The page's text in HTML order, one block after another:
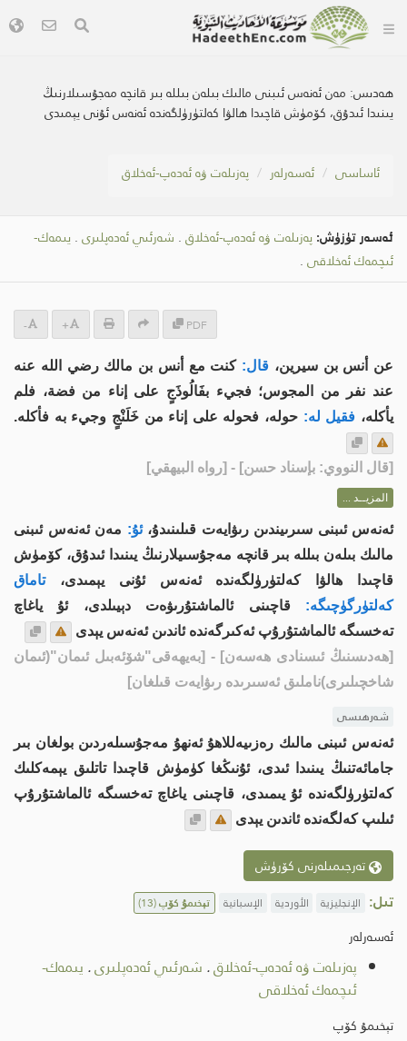
ھەدىس: مەن ئەنەس ئىبنى مالىك بىلەن بىللە بىر قانچە مەجۇسىلارنىڭ
يىنىدا ئىدۇق، كۆمۈش قاچىدا ھالۋا كەلتۈرۈلگەندە ئەنەس ئۇنى يېمىدى
ئاساسى ئەسەرلەر پەزىلەت ۋە ئەدەپ-ئەخلاق
ئەسەر تۈزۈش: پەزىلەت ۋە ئەدەپ-ئەخلاق . شەرئىي ئەدەپلىرى . يىمەك-
ئىچمەك ئەخلاقى .
PDF
+
-
عن أنس بن سيرين، قال: كنت مع أنس بن مالك رضي الله عنه
عند نفر من المجوس؛ فجيء بفَالُوذَجٍ على إناء من فضة، فلم
يأكله، فقيل له: حوله، فحوله على إناء من خَلَنْجٍ وجيء به فأكله.
[قال النووي: بإسناد حسن] - [رواه البيهقي]
المزيــد ...
ئەنەس ئىبنى سىرىيندىن رىۋايەت قىلىنىدۇ، ئۇ: مەن ئەنەس ئىبنى
مالىك بىلەن بىللە بىر قانچە مەجۇسىيلارنىڭ يىنىدا ئىدۇق، كۆمۈش
قاچىدا ھالۋا كەلتۈرۈلگەندە ئەنەس ئۇنى يېمىدى، تاماق
كەلتۈرگۈچىگە: قاچىنى ئالماشتۇرىۋەت دېيىلدى، ئۇ ياغاچ
تەخسىگە ئالماشتۇرۇپ ئەكىرگەندە ئاندىن ئەنەس يېدى
[ھەدىسنىڭ ئىسنادى ھەسەن] - [بەيھەقى"شۆئەبىل ئىمان"(ئىمان
شاخچىلىرى)ناملىق ئەسىرىدە رىۋايەت قىلغان]
شەرھىسى
ئەنەس ئىبنى مالىك رەزىيەللاھۇ ئەنھۇ مەجۇسىلەردىن بولغان بىر
جامائەتنىڭ يىنىدا ئىدى، ئۇنىڭغا كۈمۈش قاچىدا تاتلىق يېمەكلىك
كەلتۈرۈلگەندە ئۇ يىمىدى، قاچىنى ياغاچ تەخسىگە ئالماشتۇرۇپ
ئىلىپ كەلگەندە ئاندىن يېدى
تەرجىمىلەرنى كۆرۈش
تىل: الإنجليزية الأوردية الإسبانية تېخىمۇ كۆپ(13)
ئەسەرلەر
پەزىلەت ۋە ئەدەپ-ئەخلاق. شەرئىي ئەدەپلىرى. يىمەك-
ئىچمەك ئەخلاقى
تېخىمۇ كۆپ